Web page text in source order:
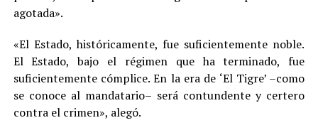
agotada».
«El Estado, históricamente, fue suficientemente noble.
El Estado, bajo el régimen que ha terminado, fue
suficientemente cómplice. En la era de ‘El Tigre’ –como
se conoce al mandatario– será contundente y certero
contra el crimen», alegó.